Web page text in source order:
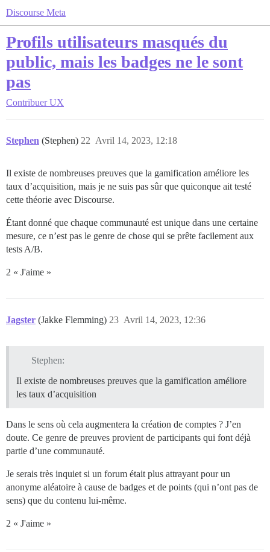
Discourse Meta
Profils utilisateurs masqués du
public, mais les badges ne le sont
pas
Contribuer UX
Stephen (Stephen) Avril 14, 2023, 12:18
22
Il existe de nombreuses preuves que la gamification améliore les
taux d’acquisition, mais je ne suis pas sûr que quiconque ait testé
cette théorie avec Discourse.
Étant donné que chaque communauté est unique dans une certaine
mesure, ce n’est pas le genre de chose qui se prête facilement aux
tests A/B.
2 « J'aime »
Jagster (Jakke Flemming) Avril 14, 2023, 12:36
23
Stephen:
Il existe de nombreuses preuves que la gamification améliore
les taux d’acquisition
Dans le sens où cela augmentera la création de comptes ? J’en
doute. Ce genre de preuves provient de participants qui font déjà
partie d’une communauté.
Je serais très inquiet si un forum était plus attrayant pour un
anonyme aléatoire à cause de badges et de points (qui n’ont pas de
sens) que du contenu lui-même.
2 « J'aime »